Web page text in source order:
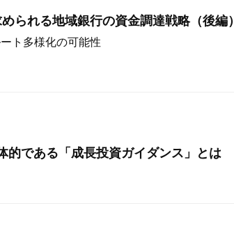
られる地域銀行の資金調達戦略（後編）
ト多様化の可能性
的である「成長投資ガイダンス」とは